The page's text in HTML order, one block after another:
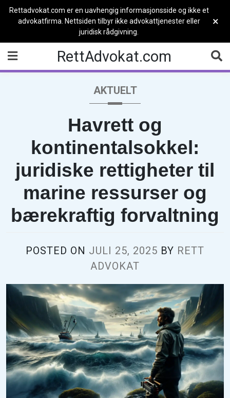
Rettadvokat.com er en uavhengig informasjonsside og ikke et
advokatfirma. Nettsiden tilbyr ikke advokattjenester eller
juridisk rådgivning.
×
content
RettAdvokat.com
AKTUELT
Havrett og
kontinentalsokkel:
juridiske rettigheter til
marine ressurser og
bærekraftig forvaltning
POSTED ON JULI 25, 2025 BY RETT
ADVOKAT